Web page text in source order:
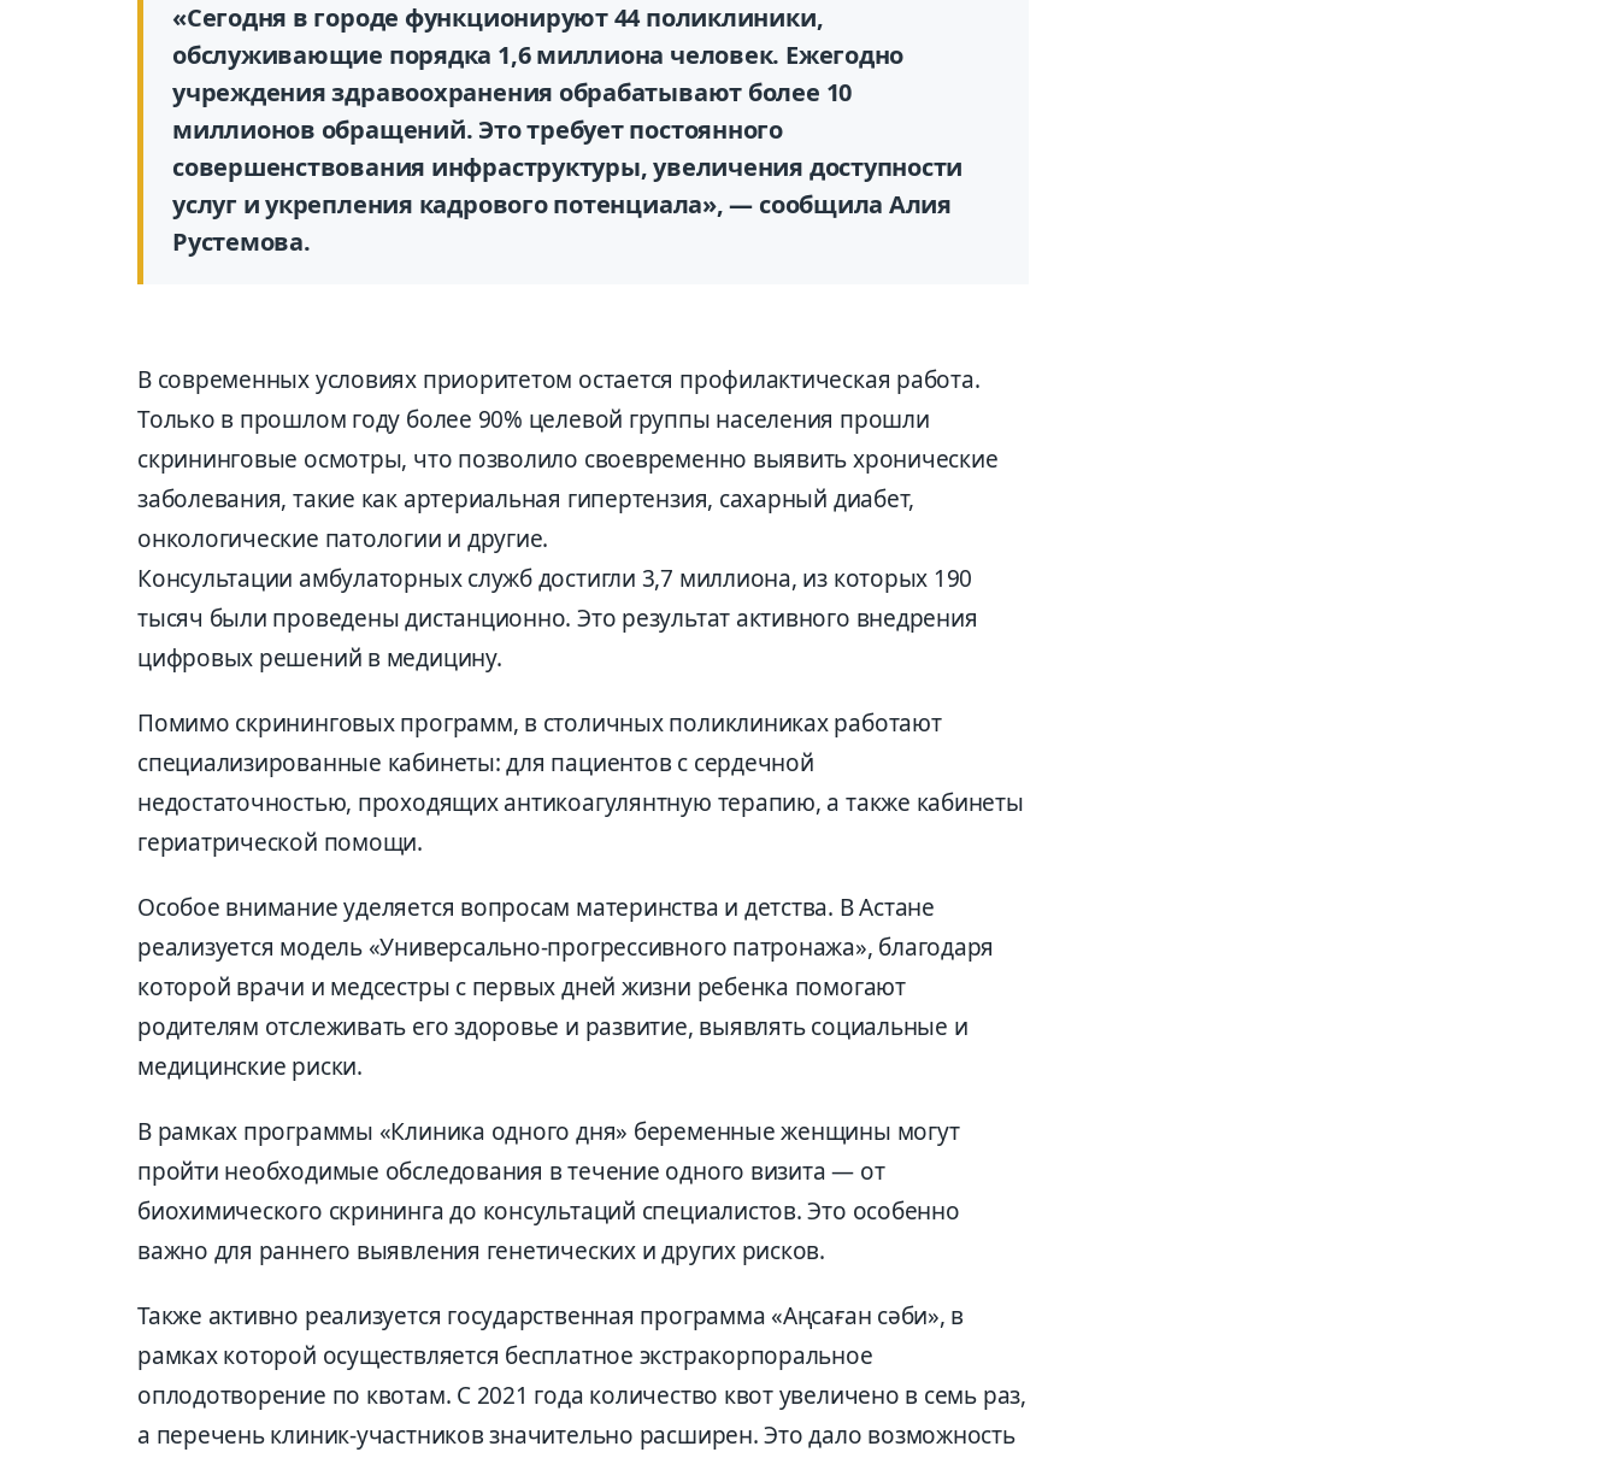
«Сегодня в городе функционируют 44 поликлиники,
обслуживающие порядка 1,6 миллиона человек. Ежегодно
учреждения здравоохранения обрабатывают более 10
миллионов обращений. Это требует постоянного
совершенствования инфраструктуры, увеличения доступности
услуг и укрепления кадрового потенциала», — сообщила Алия
Рустемова.
В современных условиях приоритетом остается профилактическая работа.
Только в прошлом году более 90% целевой группы населения прошли
скрининговые осмотры, что позволило своевременно выявить хронические
заболевания, такие как артериальная гипертензия, сахарный диабет,
онкологические патологии и другие.
Консультации амбулаторных служб достигли 3,7 миллиона, из которых 190
тысяч были проведены дистанционно. Это результат активного внедрения
цифровых решений в медицину.
Помимо скрининговых программ, в столичных поликлиниках работают
специализированные кабинеты: для пациентов с сердечной
недостаточностью, проходящих антикоагулянтную терапию, а также кабинеты
гериатрической помощи.
Особое внимание уделяется вопросам материнства и детства. В Астане
реализуется модель «Универсально-прогрессивного патронажа», благодаря
которой врачи и медсестры с первых дней жизни ребенка помогают
родителям отслеживать его здоровье и развитие, выявлять социальные и
медицинские риски.
В рамках программы «Клиника одного дня» беременные женщины могут
пройти необходимые обследования в течение одного визита — от
биохимического скрининга до консультаций специалистов. Это особенно
важно для раннего выявления генетических и других рисков.
Также активно реализуется государственная программа «Аңсаған сәби», в
рамках которой осуществляется бесплатное экстракорпоральное
оплодотворение по квотам. С 2021 года количество квот увеличено в семь раз,
а перечень клиник-участников значительно расширен. Это дало возможность